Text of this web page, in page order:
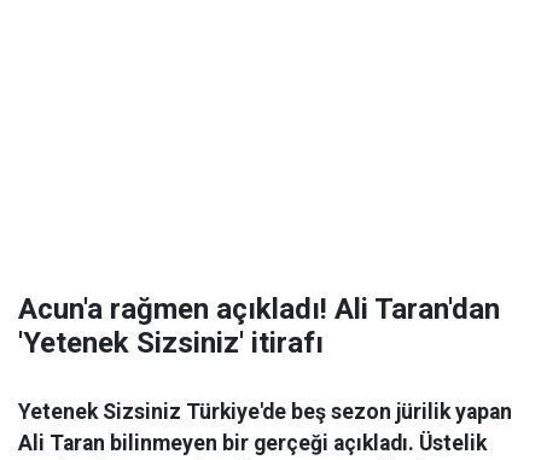
Acun'a rağmen açıkladı! Ali Taran'dan
'Yetenek Sizsiniz' itirafı
Yetenek Sizsiniz Türkiye'de beş sezon jürilik yapan
Ali Taran bilinmeyen bir gerçeği açıkladı. Üstelik